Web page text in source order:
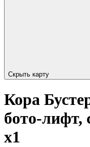
Скрыть карту
Кора
бото-лифт,
x1